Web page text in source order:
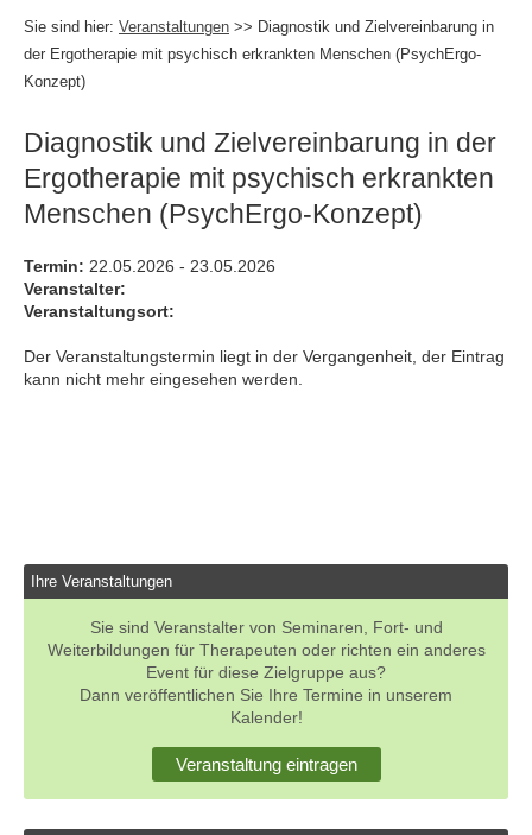
Sie sind hier: Veranstaltungen >> Diagnostik und Zielvereinbarung in
der Ergotherapie mit psychisch erkrankten Menschen (PsychErgo-
Konzept)
Diagnostik und Zielvereinbarung in der
Ergotherapie mit psychisch erkrankten
Menschen (PsychErgo-Konzept)
Termin: 22.05.2026 - 23.05.2026
Veranstalter:
Veranstaltungsort:
Der Veranstaltungstermin liegt in der Vergangenheit, der Eintrag
kann nicht mehr eingesehen werden.
Ihre Veranstaltungen
Sie sind Veranstalter von Seminaren, Fort- und
Weiterbildungen für Therapeuten oder richten ein anderes
Event für diese Zielgruppe aus?
Dann veröffentlichen Sie Ihre Termine in unserem
Kalender!
Veranstaltung eintragen